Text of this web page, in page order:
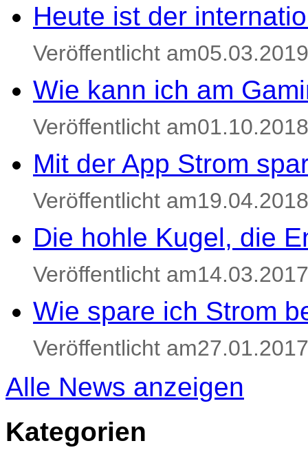
Heute ist der
Veröffentlicht am05.03.2019
Wie kann ich am
Veröffentlicht am01.10.2018
Mit der App Strom
Veröffentlicht am19.04.2018
Die hohle Kugel, die
Veröffentlicht am14.03.2017
Wie spare ich Strom
Veröffentlicht am27.01.2017
Alle News anzeigen
Kategorien